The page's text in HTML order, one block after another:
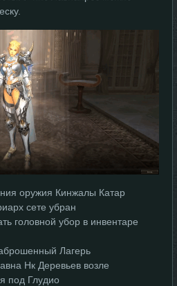
оружия Кинжалы Катар
сете убран
головной убор в инвентаре
Лагерь
Нк Деревьев возле
под Глудио